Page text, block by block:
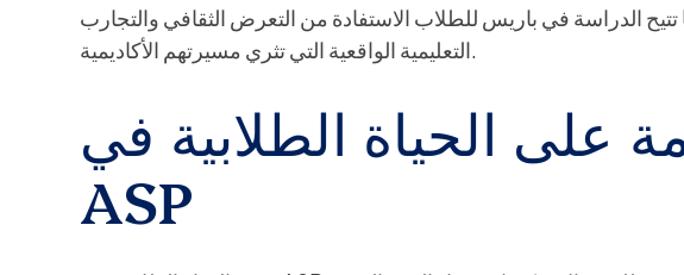
تتيح الدراسة في باريس للطلاب الاستفادة من التعرض الثقافي والتجارب
التعليمية الواقعية التي تثري مسيرتهم الأكاديمية.
على الحياة الطلابية في
ASP